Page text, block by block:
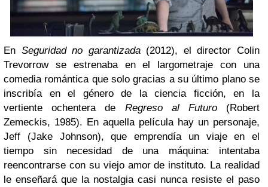
En Seguridad no garantizada(2012), el director Colin
Trevorrow se estrenaba en el largometraje con una
comedia romántica que solo gracias a su último plano se
inscribía en el género de la ciencia ficción, en la
vertiente ochentera de Regreso al Futuro(Robert
Zemeckis, 1985). En aquella película hay un personaje,
Jeff (Jake Johnson), que emprendía un viaje en el
tiempo sin necesidad de una máquina: intentaba
reencontrarse con su viejo amor de instituto. La realidad
le enseñará que la nostalgia casi nunca resiste el paso